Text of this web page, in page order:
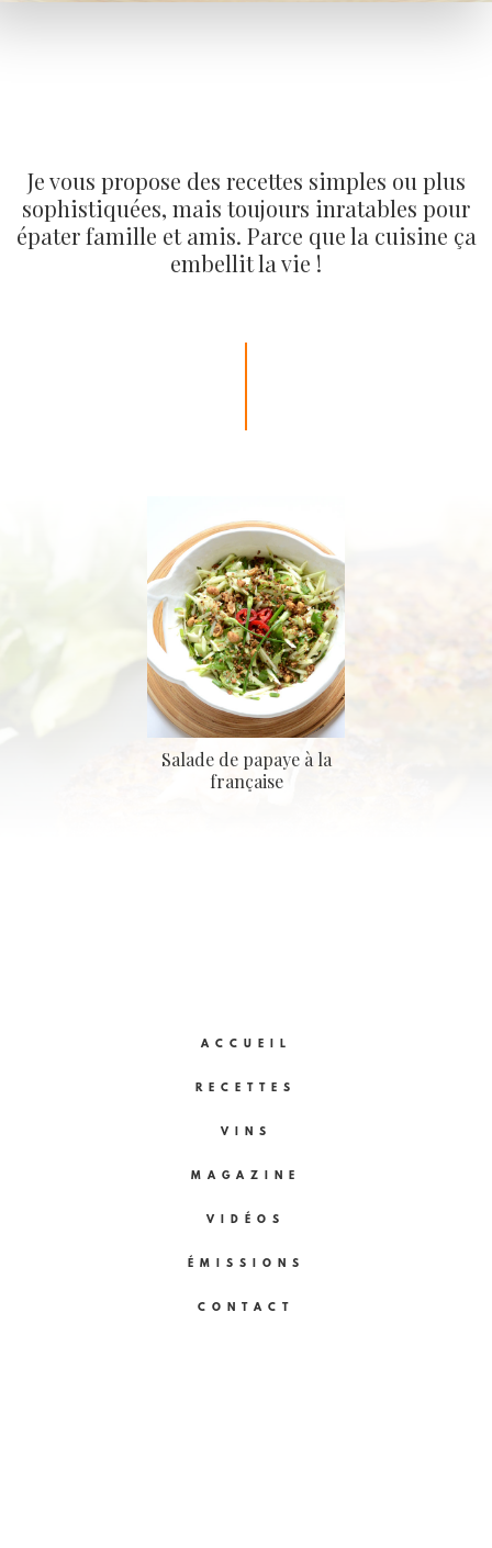
Je vous propose des recettes simples ou plus
sophistiquées, mais toujours inratables pour
épater famille et amis. Parce que la cuisine ça
embellit la vie !
Salade de papaye à la
française
ACCUEIL
RECETTES
VINS
MAGAZINE
VIDÉOS
ÉMISSIONS
CONTACT